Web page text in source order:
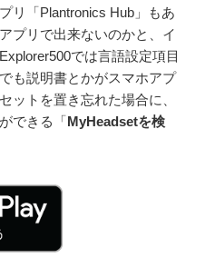
リ「Plantronics Hub」もあ
プリで出来ないのかと、イ
では言語設定項目
も説明書とかがスマホアプ
ットを置き忘れた場合に、
できる「MyHeadsetを検